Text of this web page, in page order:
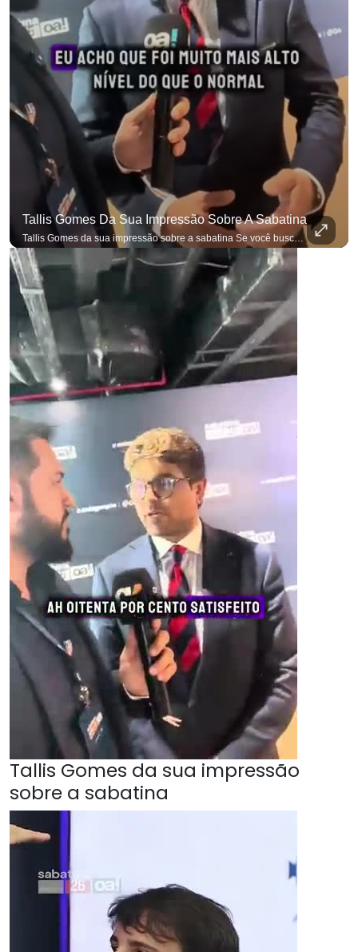
Tallis Gomes Da Sua Impressão Sobre A Sabatina
Tallis Gomes da sua impressão sobre a sabatina Se você busca informação com credibilidade, inscreva-se agora e ative o
Tallis Gomes da sua impressão
sobre a sabatina